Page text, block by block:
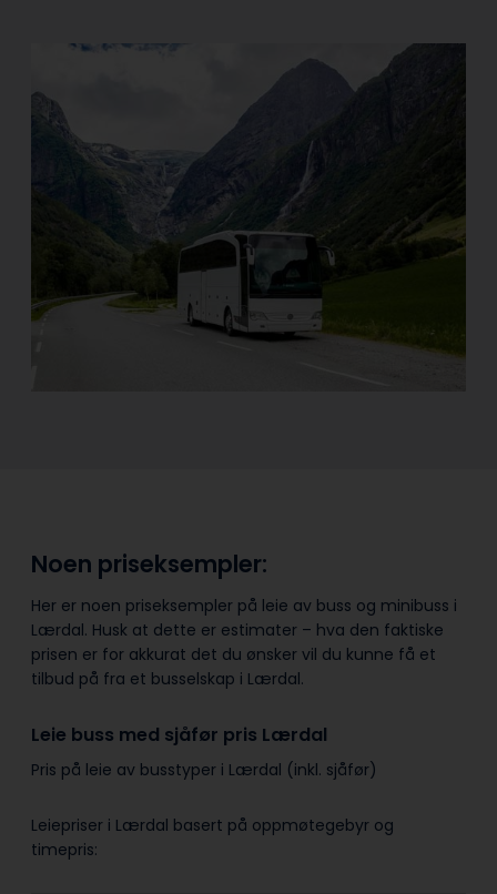
Noen priseksempler:
Her er noen priseksempler på leie av buss og minibuss i
Lærdal. Husk at dette er estimater – hva den faktiske
prisen er for akkurat det du ønsker vil du kunne få et
tilbud på fra et busselskap i Lærdal.
Leie buss med sjåfør pris Lærdal
Pris på leie av busstyper i Lærdal (inkl. sjåfør)
Leiepriser i Lærdal basert på oppmøtegebyr og
timepris: